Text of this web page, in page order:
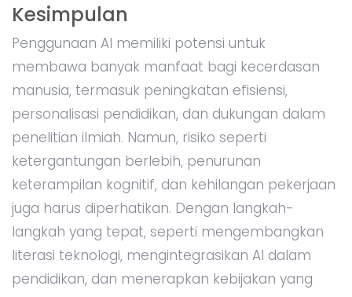
Kesimpulan
Penggunaan AI memiliki potensi untuk
membawa banyak manfaat bagi kecerdasan
manusia, termasuk peningkatan efisiensi,
personalisasi pendidikan, dan dukungan dalam
penelitian ilmiah. Namun, risiko seperti
ketergantungan berlebih, penurunan
keterampilan kognitif, dan kehilangan pekerjaan
juga harus diperhatikan. Dengan langkah-
langkah yang tepat, seperti mengembangkan
literasi teknologi, mengintegrasikan AI dalam
pendidikan, dan menerapkan kebijakan yang